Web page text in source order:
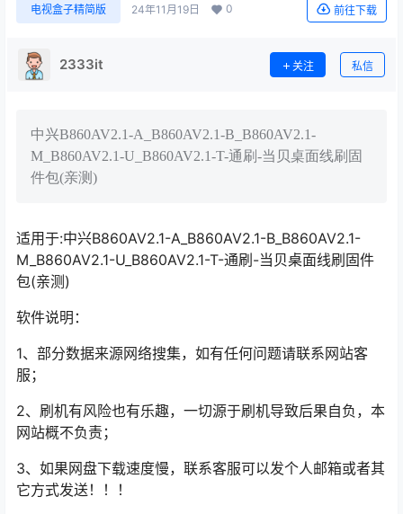
电视盒子精简版 24年11月19日 0 前往下载
2333it 关注 私信
中兴B860AV2.1-A_B860AV2.1-B_B860AV2.1-
M_B860AV2.1-U_B860AV2.1-T-通刷-当贝桌面线刷固
件包(亲测)
适用于:中兴B860AV2.1-A_B860AV2.1-B_B860AV2.1-
M_B860AV2.1-U_B860AV2.1-T-通刷-当贝桌面线刷固件
包(亲测)
软件说明：
1、部分数据来源网络搜集，如有任何问题请联系网站客
服；
2、刷机有风险也有乐趣，一切源于刷机导致后果自负，本
网站概不负责；
3、如果网盘下载速度慢，联系客服可以发个人邮箱或者其
它方式发送！！！